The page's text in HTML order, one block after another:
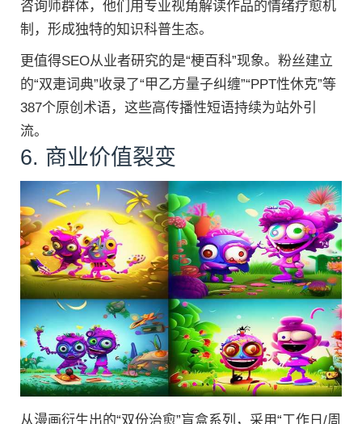
咨询师群体，他们用专业视角解读作品的情绪疗愈机
制，形成独特的知识科普生态。
更值得SEO从业者研究的是“梗百科”现象。粉丝建立
的“双疌词典”收录了“甲乙方量子纠缠”“PPT性休克”等
387个原创术语，这些高传播性短语持续为站外引
流。
6. 商业价值裂变
从漫画衍生出的“双份治愈”盲盒系列，采用“工作日/周